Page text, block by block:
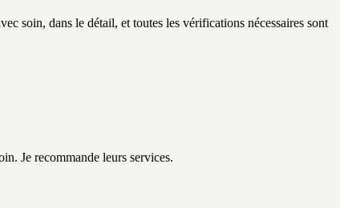
soin, dans le détail, et toutes les vérifications nécessaires sont
Je recommande leurs services.